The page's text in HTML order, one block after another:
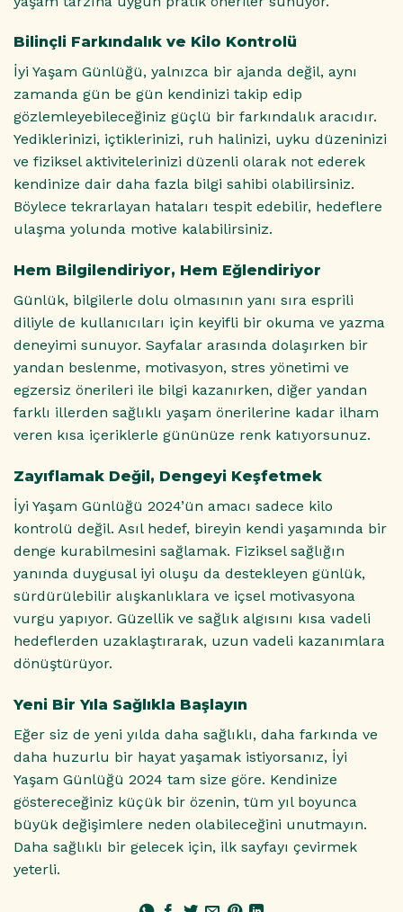
Bilinçli Farkındalık ve Kilo Kontrolü
İyi Yaşam Günlüğü, yalnızca bir ajanda değil, aynı
zamanda gün be gün kendinizi takip edip
gözlemleyebileceğiniz güçlü bir farkındalık aracıdır.
Yediklerinizi, içtiklerinizi, ruh halinizi, uyku düzeninizi
ve fiziksel aktivitelerinizi düzenli olarak not ederek
kendinize dair daha fazla bilgi sahibi olabilirsiniz.
Böylece tekrarlayan hataları tespit edebilir, hedeflere
ulaşma yolunda motive kalabilirsiniz.
Hem Bilgilendiriyor, Hem Eğlendiriyor
Günlük, bilgilerle dolu olmasının yanı sıra esprili
diliyle de kullanıcıları için keyifli bir okuma ve yazma
deneyimi sunuyor. Sayfalar arasında dolaşırken bir
yandan beslenme, motivasyon, stres yönetimi ve
egzersiz önerileri ile bilgi kazanırken, diğer yandan
farklı illerden sağlıklı yaşam önerilerine kadar ilham
veren kısa içeriklerle gününüze renk katıyorsunuz.
Zayıflamak Değil, Dengeyi Keşfetmek
İyi Yaşam Günlüğü 2024’ün amacı sadece kilo
kontrolü değil. Asıl hedef, bireyin kendi yaşamında bir
denge kurabilmesini sağlamak. Fiziksel sağlığın
yanında duygusal iyi oluşu da destekleyen günlük,
sürdürülebilir alışkanlıklara ve içsel motivasyona
vurgu yapıyor. Güzellik ve sağlık algısını kısa vadeli
hedeflerden uzaklaştırarak, uzun vadeli kazanımlara
dönüştürüyor.
Yeni Bir Yıla Sağlıkla Başlayın
Eğer siz de yeni yılda daha sağlıklı, daha farkında ve
daha huzurlu bir hayat yaşamak istiyorsanız, İyi
Yaşam Günlüğü 2024 tam size göre. Kendinize
göstereceğiniz küçük bir özenin, tüm yıl boyunca
büyük değişimlere neden olabileceğini unutmayın.
Daha sağlıklı bir gelecek için, ilk sayfayı çevirmek
yeterli.